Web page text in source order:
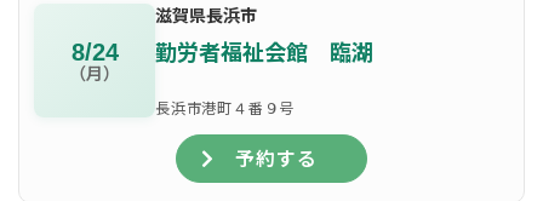
8/24
（月）
滋賀県長浜市
勤労者福祉会館 臨湖
長浜市港町４番９号
予約する